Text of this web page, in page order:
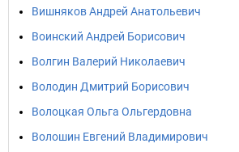
Вишняков Андрей Анатольевич
Воинский Андрей Борисович
Волгин Валерий Николаевич
Володин Дмитрий Борисович
Волоцкая Ольга Ольгердовна
Волошин Евгений Владимирович